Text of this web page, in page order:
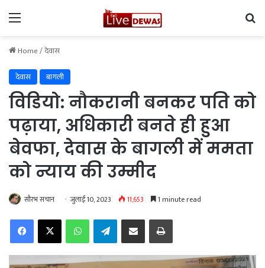
Home/देवास
देवास
बागली
विडियो: नौकरानी बनकर पति को
पढ़ाया, अधिकारी बनते ही हुआ
बेवफा, देवास के बागली में ममता
को न्याय की उम्मीद
सौरभ सचान जुलाई 10, 2023 11,653 1 minute read
Telegram